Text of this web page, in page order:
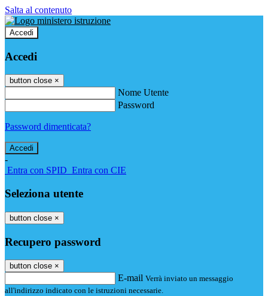
Salta al contenuto
Accedi
Accedi
button close ×
Nome Utente
Password
Password dimenticata?
-
Entra con SPID Entra con CIE
Seleziona utente
button close ×
Recupero password
button close ×
E-mail Verrà inviato un messaggio
all'indirizzo indicato con le istruzioni necessarie.